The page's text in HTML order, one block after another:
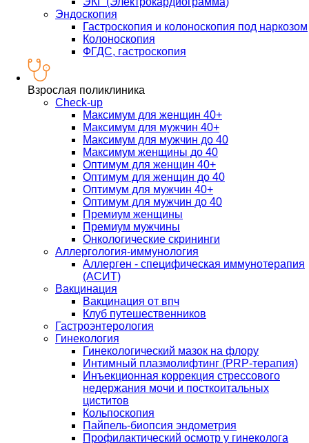
Эндоскопия
Гастроскопия и колоноскопия под наркозом
Колоноскопия
ФГДС, гастроскопия
Взрослая поликлиника
Check-up
Максимум для женщин 40+
Максимум для мужчин 40+
Максимум для мужчин до 40
Максимум женщины до 40
Оптимум для женщин 40+
Оптимум для женщин до 40
Оптимум для мужчин 40+
Оптимум для мужчин до 40
Премиум женщины
Премиум мужчины
Онкологические скрининги
Аллергология-иммунология
Аллерген - специфическая иммунотерапия
(АСИТ)
Вакцинация
Вакцинация от впч
Клуб путешественников
Гастроэнтерология
Гинекология
Гинекологический мазок на флору
Интимный плазмолифтинг (PRP-терапия)
Инъекционная коррекция стрессового
недержания мочи и посткоитальных
циститов
Кольпоскопия
Пайпель-биопсия эндометрия
Профилактический осмотр у гинеколога